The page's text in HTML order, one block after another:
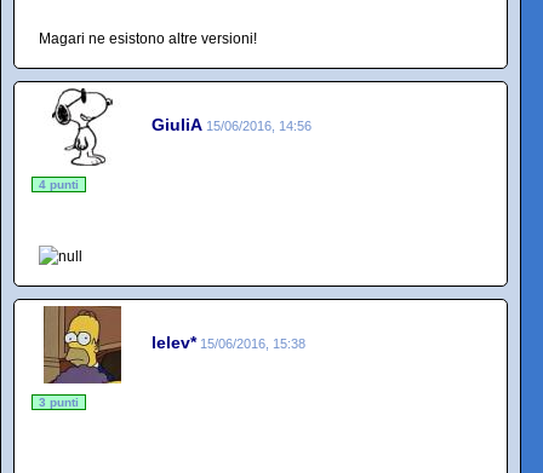
Magari ne esistono altre versioni!
GiuliA 15/06/2016, 14:56
4 punti
lelev* 15/06/2016, 15:38
3 punti